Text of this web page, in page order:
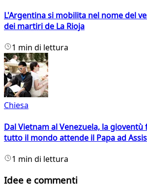
L'Argentina si mobilita nel nome del
dei martiri de La Rioja
1 min di lettura
Chiesa
Dal Vietnam al Venezuela, la gioventù
tutto il mondo attende il Papa ad
1 min di lettura
Idee e commenti